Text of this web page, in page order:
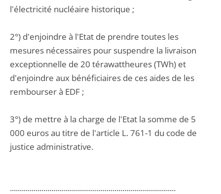
l'électricité nucléaire historique ;
2°) d'enjoindre à l'Etat de prendre toutes les
mesures nécessaires pour suspendre la livraison
exceptionnelle de 20 térawattheures (TWh) et
d'enjoindre aux bénéficiaires de ces aides de les
rembourser à EDF ;
3°) de mettre à la charge de l'Etat la somme de 5
000 euros au titre de l'article L. 761-1 du code de
justice administrative.
....................................................................................